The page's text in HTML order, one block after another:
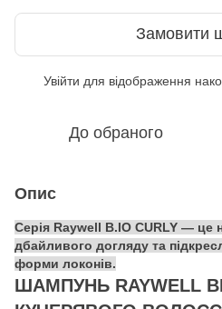
Замовити
Увійти для відображення
До обраного
Опис
Серія Raywell B.IO CURLY — це
дбайливого догляду та
форми локонів.
ШАМПУНЬ RAYWELL